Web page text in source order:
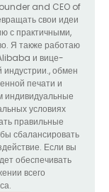
and CEO of
свои идеи
с практичными,
Я также работаю
и вице-
обмен
печати и
индивидуальные
условиях
правильные
сбалансировать
Если вы
обеспечивать
всего